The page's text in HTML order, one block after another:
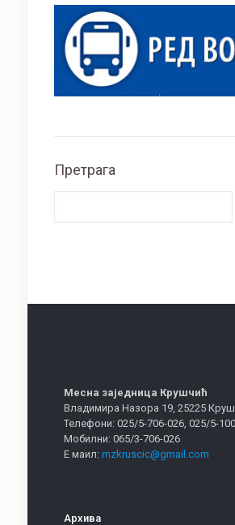
Претрага
Месна заједница Крушчић
Владимира Назора 19, 25225
Телефони: 025/5-706-026, 025/5-
Мобилни: 065/3-706-026
Е маил: mzkruscic@gmail.com
Архива